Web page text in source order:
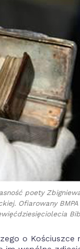
poety
Ofiarowany BMPA
o Kościuszce